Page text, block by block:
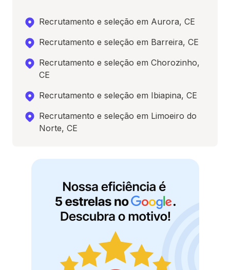
Recrutamento e seleção em Aurora, CE
Recrutamento e seleção em Barreira, CE
Recrutamento e seleção em Chorozinho,
CE
Recrutamento e seleção em Ibiapina, CE
Recrutamento e seleção em Limoeiro do
Norte, CE